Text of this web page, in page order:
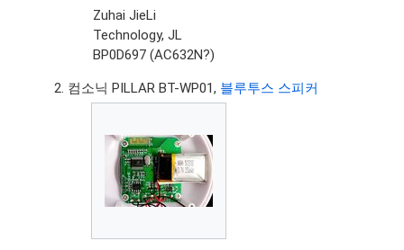
Zuhai JieLi
Technology, JL
BP0D697 (AC632N?)
컴소닉 PILLAR BT-WP01, 블루투스 스피커